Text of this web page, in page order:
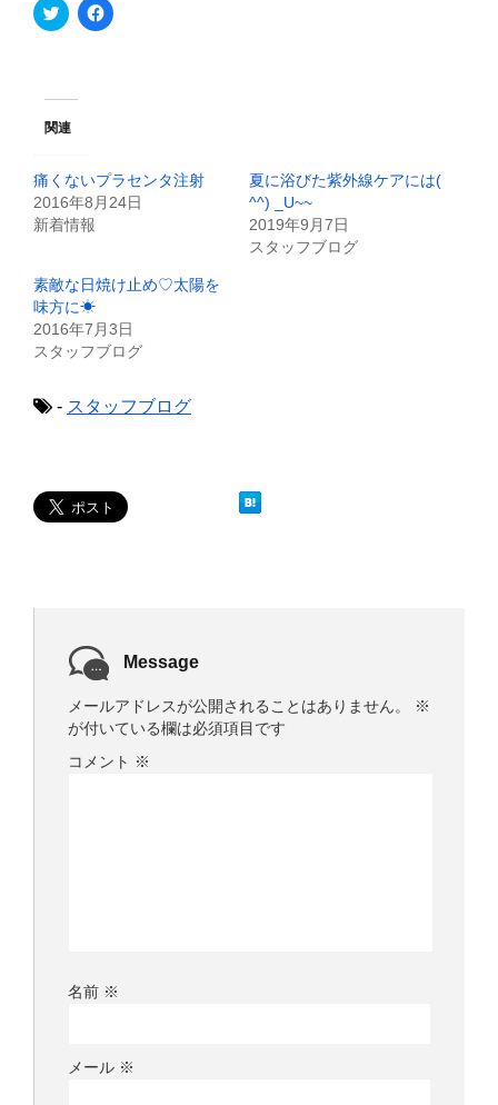
ク
リ
T
i
で
共
有
い
ウ
ィ
ン
ウ
き
ま
F
a
す
る
に
は
し
だ
さ
い
し
い
で
開
関連
痛くないプラセンタ注射
2016年8月24日
新着情報
夏に浴びた紫外線ケアには(
^^) _U~~
2019年9月7日
スタッフブログ
素敵な日焼け止め♡太陽を
味方に☀
2016年7月3日
スタッフブログ
- スタッフブログ
Message
メールアドレスが公開されることはありません。
※
が付いている欄は必須項目です
コメント ※
名前 ※
メール ※